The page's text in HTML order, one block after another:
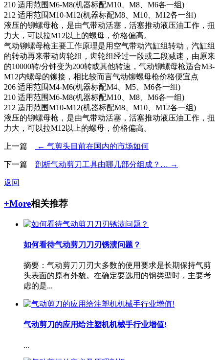
210 适用范围M6-M8(机器标配M10、M8、M6各一组)
212 适用范围M10-M12(机器标配M8、M10、M12各一组)
液压的铆螺母枪，是由气带动活塞，活塞推动液压油工作，扭
力大，可以拉M12以上的螺母，价格偏高。
气动铆螺母枪主要工作原理是用空气带动汽缸组转动，汽缸组
的转动再来带动齿轮组，齿轮组经过一段或二段减速，由原来
的10000转/分钟变为200转或其他转速，气动铆螺母枪适合M3-
M12内螺母的铆接，相比较而言气动铆螺母枪价格便宜点
206 适用范围M4-M6(机器标配M4、M5、M6各一组)
210 适用范围M6-M8(机器标配M10、M8、M6各一组)
212 适用范围M10-M12(机器标配M8、M10、M12各一组)
液压的铆螺母枪，是由气带动活塞，活塞推动液压油工作，扭
力大，可以拉M12以上的螺母，价格偏高。
上一篇 ← 气剪头目前在国内的市场如何
下一篇 剖析气动剪刀工具由哪几部分组成？… →
返回
+More相关推荐
如何看待气动剪刀刀刃锈渍问题？
摘要：气动剪刀刀刃大多数的使用要求是长期保持气剪
头表面的原有外貌。在确定要选用的钢类型时，主要考
虑的是...
气动剪刀的应用给注塑机机械手行业增值!
...